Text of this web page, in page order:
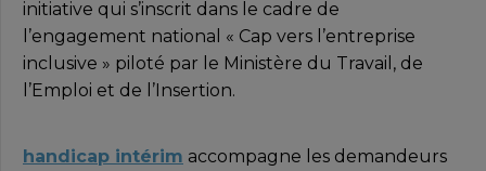
initiative qui s’inscrit dans le cadre de
l’engagement national « Cap vers l’entreprise
inclusive » piloté par le Ministère du Travail, de
l’Emploi et de l’Insertion.
handicap intérim accompagne les demandeurs